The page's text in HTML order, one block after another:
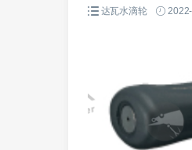
达瓦水滴轮